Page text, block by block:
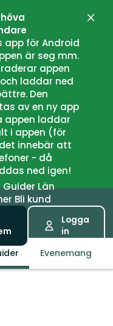
app för Android
är seg mm.
appen
laddar ned
Den
av en ny app
appen laddar
i appen (för
innebär att
- då
ned igen!
GuiderLän
Bli kund
Logga
in
Evenemang